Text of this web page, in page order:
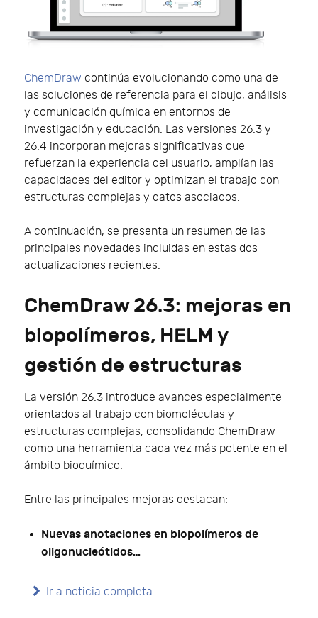
ChemDraw continúa evolucionando como una de
las soluciones de referencia para el dibujo, análisis
y comunicación química en entornos de
investigación y educación. Las versiones 26.3 y
26.4 incorporan mejoras significativas que
refuerzan la experiencia del usuario, amplían las
capacidades del editor y optimizan el trabajo con
estructuras complejas y datos asociados.
A continuación, se presenta un resumen de las
principales novedades incluidas en estas dos
actualizaciones recientes.
ChemDraw 26.3: mejoras en
biopolímeros, HELM y
gestión de estructuras
La versión 26.3 introduce avances especialmente
orientados al trabajo con biomoléculas y
estructuras complejas, consolidando ChemDraw
como una herramienta cada vez más potente en el
ámbito bioquímico.
Entre las principales mejoras destacan:
Nuevas anotaciones en biopolímeros de
oligonucleótidos…
Ir a noticia completa